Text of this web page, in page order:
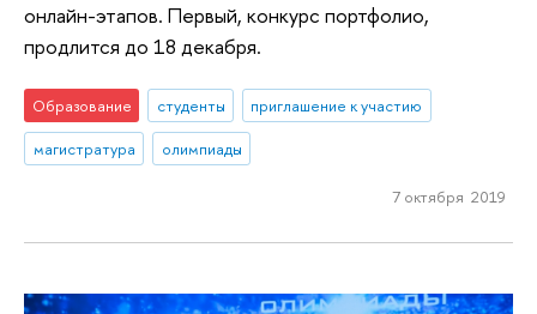
онлайн-этапов. Первый, конкурс портфолио,
продлится до 18 декабря.
Образование студенты
приглашение к участию
магистратура
олимпиады
7 октября 2019